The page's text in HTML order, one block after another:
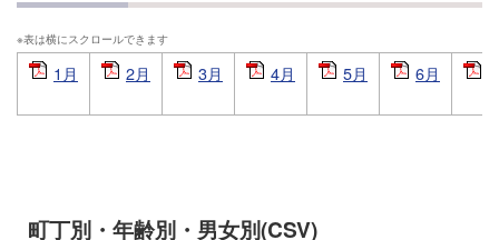
1月 2月 3月 4月 5月 6月
町丁別・年齢別・男女別(CSV)